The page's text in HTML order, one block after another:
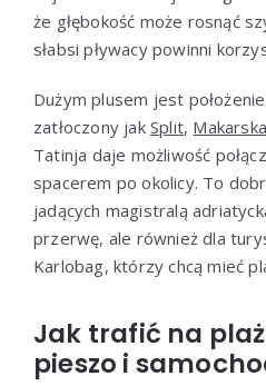
że głębokość może rosnąć
słabsi pływacy powinni
Dużym plusem jest
zatłoczony jak Split, Makarska
Tatinja daje możliwość
spacerem po okolicy. To
jadących magistralą
przerwę, ale również dla
Karlobag, którzy chcą mieć
Jak trafić na
pieszo i